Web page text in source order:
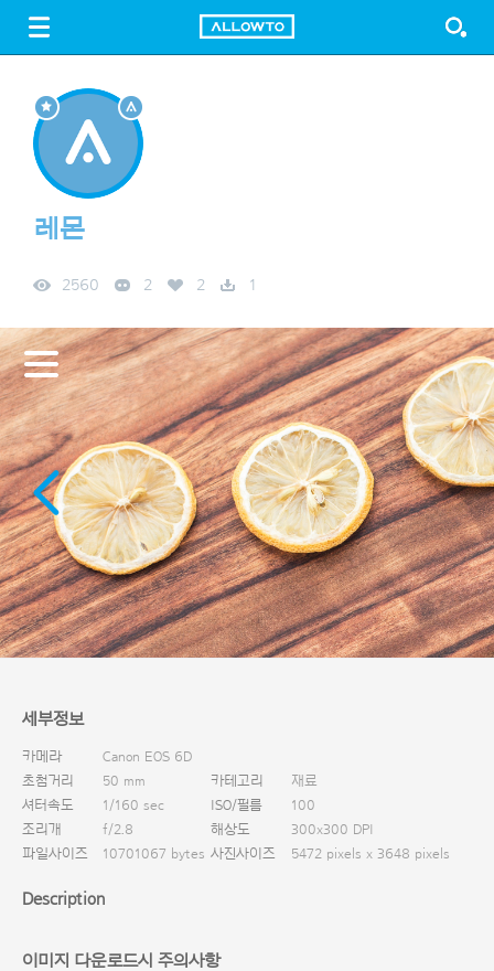
FREE DOWNLOAD
레몬
2560 2 2 1
세부정보
카메라
Canon EOS 6D
초첨거리
50 mm 카테고리
재료
셔터속도
1/160 sec ISO/필름
100
조리개
f/2.8 해상도
300x300 DPI
파일사이즈
10701067 bytes 사진사이즈 5472 pixels x 3648 pixels
Description
이미지 다운로드시 주의사항